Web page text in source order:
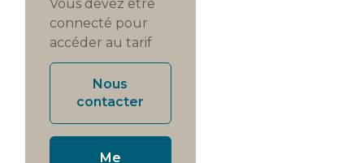
Vous devez être
connecté pour
accéder au tarif
Nous
contacter
Me